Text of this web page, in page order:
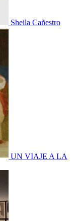
Sheila Cañestro
UN VIAJE A LA